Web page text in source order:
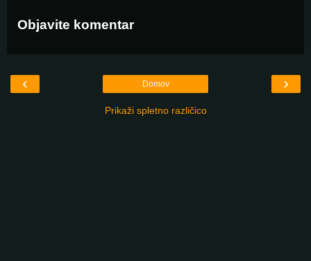
Objavite komentar
‹ ›
Domov
Prikaži spletno različico